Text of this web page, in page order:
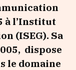
à l’Institut
(ISEG). Sa
dispose
le domaine